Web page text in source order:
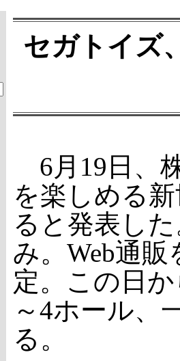
セガトイズ
6月19日、
を楽しめる
ると発表し
み。Web通
定。この日
～4ホール、
る。